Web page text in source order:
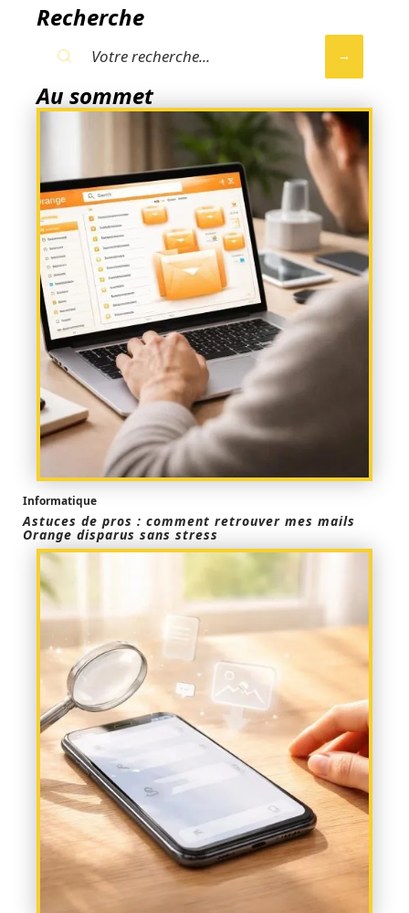
Recherche
Au sommet
Informatique
Astuces de pros : comment retrouver mes mails
Orange disparus sans stress